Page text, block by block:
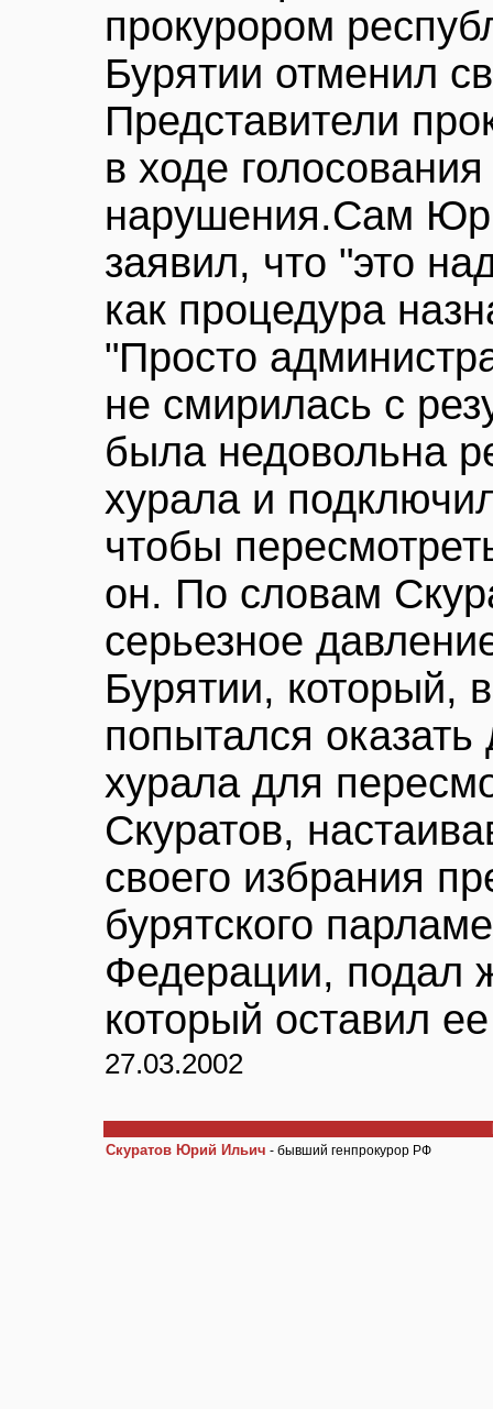
прокурором
Бурятии отменил
Представители
в ходе
нарушения.Сам
заявил, что "это
как процедура
"Просто
не смирилась с
была недовольна
хурала и
чтобы
он. По словам
серьезное
Бурятии, который,
попытался
хурала для
Скуратов,
своего избрания
бурятского
Федерации, подал
который оставил
27.03.2002
Скуратов Юрий Ильич - бывший генпрокурор РФ